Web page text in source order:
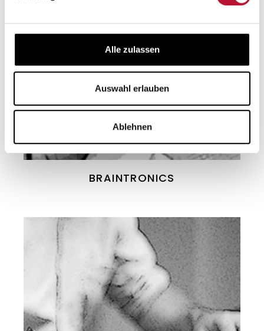
Alle zulassen
Auswahl erlauben
Ablehnen
BRAINTRONICS